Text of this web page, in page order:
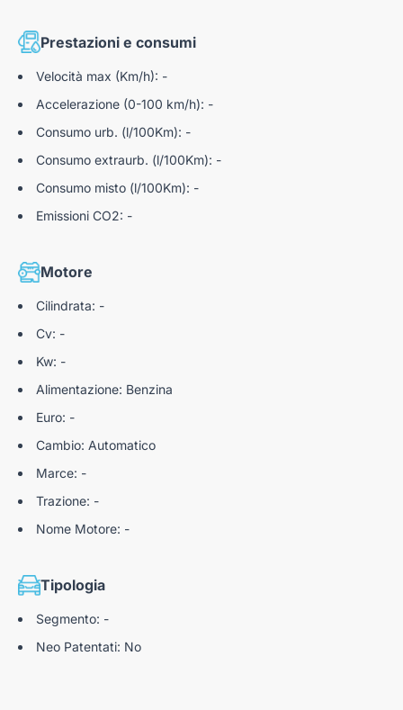
Prestazioni e consumi
Velocità max (Km/h): -
Accelerazione (0-100 km/h): -
Consumo urb. (l/100Km): -
Consumo extraurb. (l/100Km): -
Consumo misto (l/100Km): -
Emissioni CO2: -
Motore
Cilindrata: -
Cv: -
Kw: -
Alimentazione: Benzina
Euro: -
Cambio: Automatico
Marce: -
Trazione: -
Nome Motore: -
Tipologia
Segmento: -
Neo Patentati: No